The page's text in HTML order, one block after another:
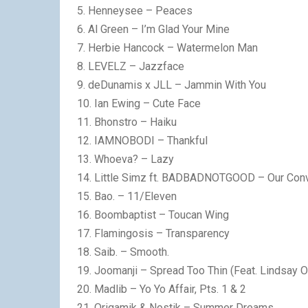
5. Henneysee – Peaces
6. Al Green – I’m Glad Your Mine
7. Herbie Hancock – Watermelon Man
8. LEVELZ – Jazzface
9. deDunamis x JLL – Jammin With You
10. Ian Ewing – Cute Face
11. Bhonstro – Haiku
12. IAMNOBODI – Thankful
13. Whoeva? – Lazy
14. Little Simz ft. BADBADNOTGOOD – Our
15. Bao. – 11/Eleven
16. Boombaptist – Toucan Wing
17. Flamingosis – Transparency
18. Saib. – Smooth.
19. Joomanji – Spread Too Thin (Feat. Lindsay
20. Madlib – Yo Yo Affair, Pts. 1 & 2